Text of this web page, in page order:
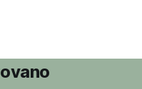
на чёрном
с силиконовым